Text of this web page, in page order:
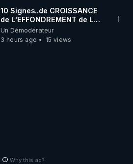
10 Signes..de CROISSANCE
de L'EFFONDREMENT de La
Civilisation
de"DECROISSANCE de
L'Humaine Société"?
Un Démodérateur
3 hours ago
15 views
Why this ad?